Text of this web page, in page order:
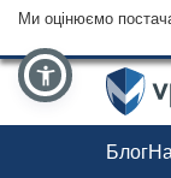
Ми оцінюємо
Блог